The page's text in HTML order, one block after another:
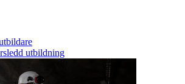
utbildning